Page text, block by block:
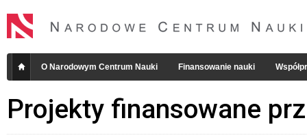
O Narodowym Centrum Nauki Finansowanie nauki
Projekty finansowane